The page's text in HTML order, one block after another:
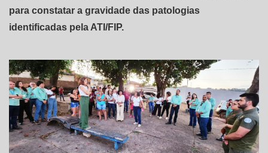
para constatar a gravidade das patologias
identificadas pela ATI/FIP.